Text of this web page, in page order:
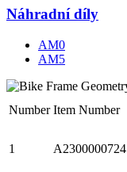
Náhradní díly
AM0
AM5
Number Item Number
1 A2300000724